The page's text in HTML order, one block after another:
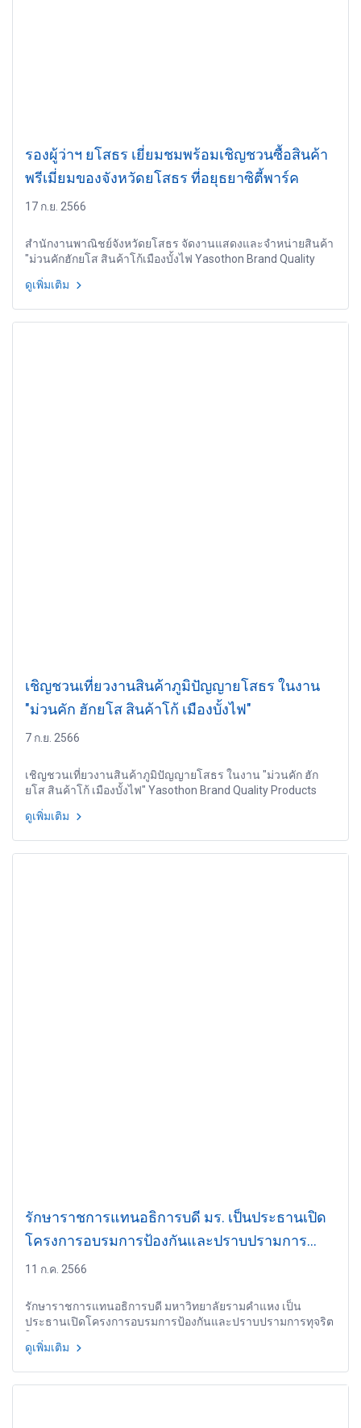
รองผู้ว่าฯ ยโสธร เยี่ยมชมพร้อมเชิญชวนซื้อสินค้า
พรีเมี่ยมของจังหวัดยโสธร ที่อยุธยาซิตี้พาร์ค
17 ก.ย. 2566
สำนักงานพาณิชย์จังหวัดยโสธร จัดงานแสดงและจำหน่ายสินค้า
"ม่วนคักฮักยโส สินค้าโก้เมืองบั้งไฟ Yasothon Brand Quality
ดูเพิ่มเติม
เชิญชวนเที่ยวงานสินค้าภูมิปัญญายโสธร ในงาน
"ม่วนคัก ฮักยโส สินค้าโก้ เมืองบั้งไฟ"
7 ก.ย. 2566
เชิญชวนเที่ยวงานสินค้าภูมิปัญญายโสธร ในงาน "ม่วนคัก ฮัก
ยโส สินค้าโก้ เมืองบั้งไฟ" Yasothon Brand Quality Products
ดูเพิ่มเติม
รักษาราชการแทนอธิการบดี มร. เป็นประธานเปิด
โครงการอบรมการป้องกันและปราบปรามการ
ทุจริตในหน่วยงานภาครัฐ
11 ก.ค. 2566
รักษาราชการแทนอธิการบดี มหาวิทยาลัยรามคำแหง เป็น
ประธานเปิดโครงการอบรมการป้องกันและปราบปรามการทุจริต
ดูเพิ่มเติม